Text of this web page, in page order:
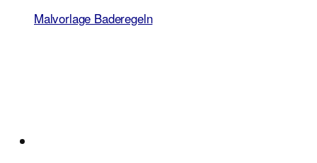
Malvorlage Baderegeln